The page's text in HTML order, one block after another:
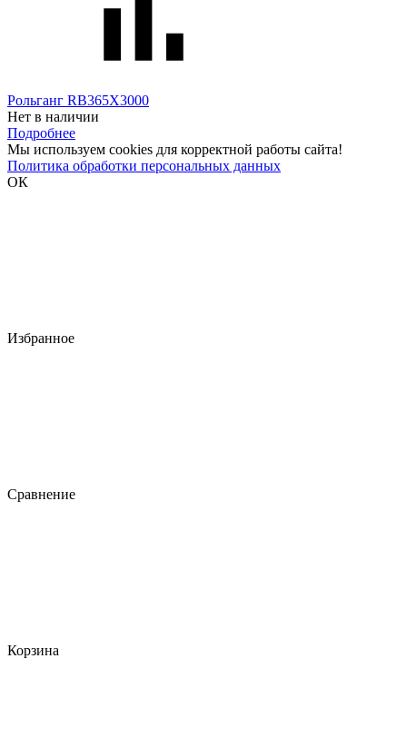
Рольганг RB365X3000
Нет в наличии
Подробнее
Мы используем cookies для корректной работы сайта!
Политика обработки персональных данных
ОК
Избранное
Сравнение
Корзина